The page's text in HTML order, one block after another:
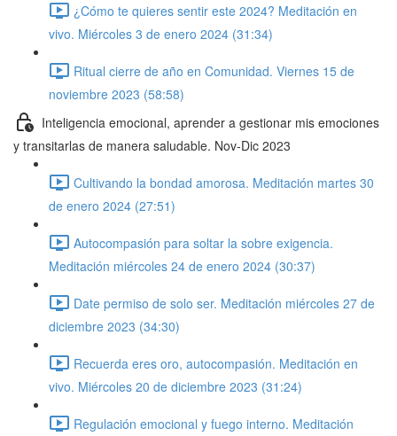
¿Cómo te quieres sentir este 2024? Meditación en
vivo. Miércoles 3 de enero 2024 (31:34)
Ritual cierre de año en Comunidad. Viernes 15 de
noviembre 2023 (58:58)
Inteligencia emocional, aprender a gestionar mis emociones
y transitarlas de manera saludable. Nov-Dic 2023
Cultivando la bondad amorosa. Meditación martes 30
de enero 2024 (27:51)
Autocompasión para soltar la sobre exigencia.
Meditación miércoles 24 de enero 2024 (30:37)
Date permiso de solo ser. Meditación miércoles 27 de
diciembre 2023 (34:30)
Recuerda eres oro, autocompasión. Meditación en
vivo. Miércoles 20 de diciembre 2023 (31:24)
Regulación emocional y fuego interno. Meditación